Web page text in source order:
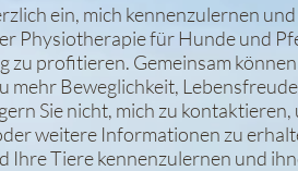
ein, mich kennenzulernen
Physiotherapie für Hunde und
zu profitieren. Gemeinsam
mehr Beweglichkeit,
Sie nicht, mich zu kontaktieren,
weitere Informationen zu
Ihre Tiere kennenzulernen und